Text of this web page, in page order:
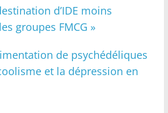
d’IDE moins
groupes FMCG »
de psychédéliques
et la dépression en